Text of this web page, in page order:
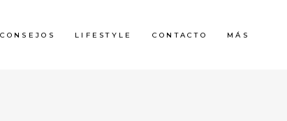
CONSEJOS LIFESTYLE CONTACTO MÁS